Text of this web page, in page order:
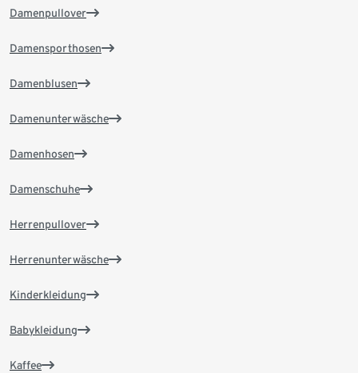
Damenpullover
Damensporthosen
Damenblusen
Damenunterwäsche
Damenhosen
Damenschuhe
Herrenpullover
Herrenunterwäsche
Kinderkleidung
Babykleidung
Kaffee